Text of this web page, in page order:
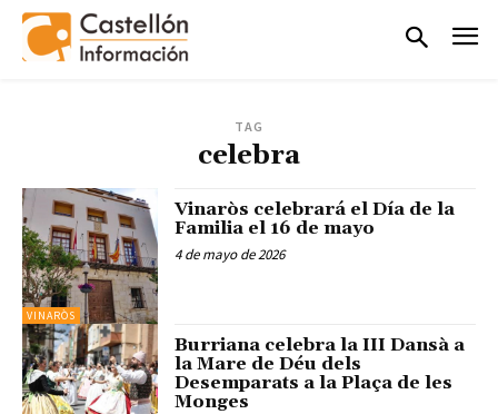
TAG
celebra
VINARÒS
Vinaròs celebrará el Día de la
Familia el 16 de mayo
4 de mayo de 2026
Burriana celebra la III Dansà a
la Mare de Déu dels
Desemparats a la Plaça de les
Monges